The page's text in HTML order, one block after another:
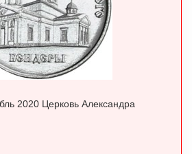
Александра